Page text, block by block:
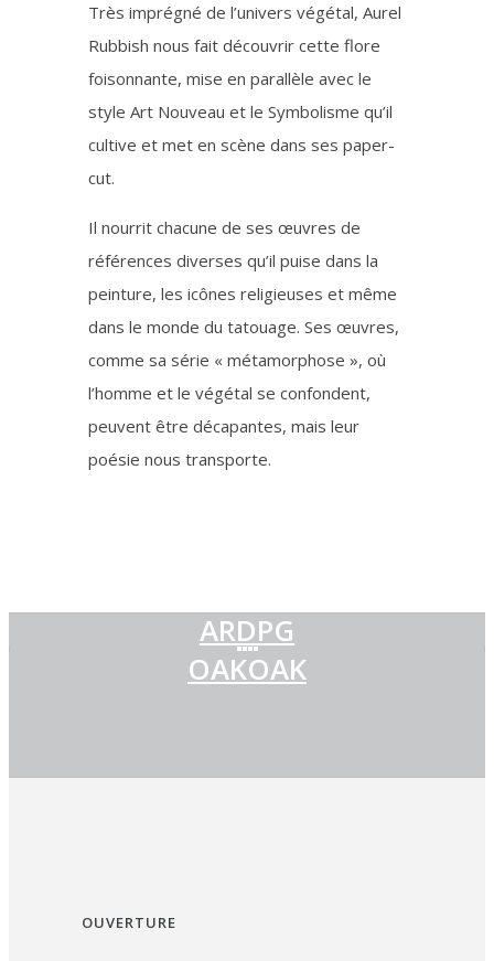
Très imprégné de l’univers végétal, Aurel
Rubbish nous fait découvrir cette flore
foisonnante, mise en parallèle avec le
style Art Nouveau et le Symbolisme qu’il
cultive et met en scène dans ses paper-
cut.
Il nourrit chacune de ses œuvres de
références diverses qu’il puise dans la
peinture, les icônes religieuses et même
dans le monde du tatouage. Ses œuvres,
comme sa série « métamorphose », où
l’homme et le végétal se confondent,
peuvent être décapantes, mais leur
poésie nous transporte.
ARDPG
OAKOAK
OUVERTURE